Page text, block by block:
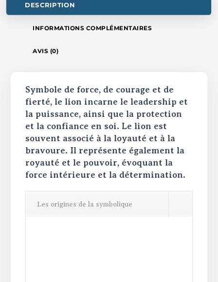
DESCRIPTION
INFORMATIONS COMPLÉMENTAIRES
AVIS (0)
Symbole de force, de courage et de
fierté, le lion incarne le leadership et
la puissance, ainsi que la protection
et la confiance en soi. Le lion est
souvent associé à la loyauté et à la
bravoure. Il représente également la
royauté et le pouvoir, évoquant la
force intérieure et la détermination.
Les origines de la symbolique